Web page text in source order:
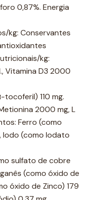
0,87%. Energia
kg: Conservantes
kg:
Vitamina D3 2000
110 mg.
2000 mg, L
Ferro (como
lodo (como Iodato
sulfato de cobre
(como óxido de
óxido de Zinco) 179